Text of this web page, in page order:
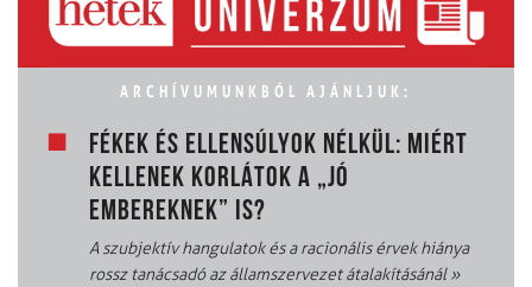
ARCHÍVUMUNKBÓL AJÁNLJUK:
FÉKEK ÉS ELLENSÚLYOK NÉLKÜL: MIÉRT
KELLENEK KORLÁTOK A „JÓ
EMBEREKNEK” IS?
A szubjektív hangulatok és a racionális érvek hiánya
rossz tanácsadó az államszervezet átalakításánál»